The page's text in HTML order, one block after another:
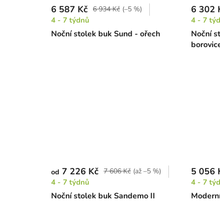
Noční stolek buk Sund - ořech
6 587 Kč 6 934 Kč (–5 %)
4 - 7 týdnů
Noční
6 302
4 - 7
Noční stolek buk Sandemo II
od 7 226 Kč 7 606 Kč (až –5 %)
4 - 7 týdnů
5 056
4 - 7